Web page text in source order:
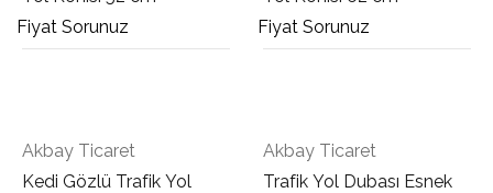
Fiyat Sorunuz
Fiyat Sorunuz
Akbay Ticaret
Kedi Gözlü Trafik Yol
Akbay Ticaret
Trafik Yol Dubası Esnek